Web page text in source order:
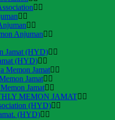
Anjuman
Jamat (HYD)
(HYD)
Memon Jamat
Jamat
Jamat
MEMON JAMAT
(HYD)
(HYD)